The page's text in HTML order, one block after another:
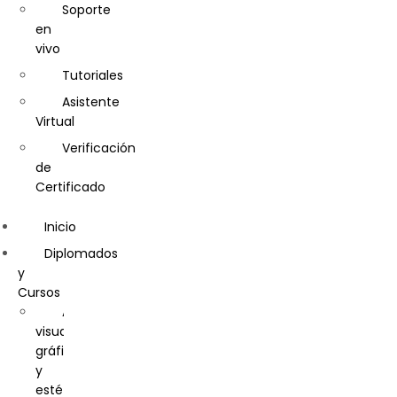
Calidad
Interiores
Diseño
Gráfico
y
de
la
Personal
y
Nutrición
Deportiva-
Soporte
en
vivo
Tutoriales
Asistente
Virtual
Verificación
de
Certificado
Inicio
Diplomados
y
Cursos
Artes
visuales,
gráficas
y
estéticas